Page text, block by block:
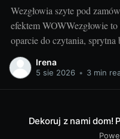
Wezgłowia szyte pod
efektem WOWWezgłowie
oparcie do czytania, sprytna
sposób na nadanie sypialni
zamówienie, decydujesz o
Irena
5 sie 2026 • 3 min
Dekoruj z nami dom!